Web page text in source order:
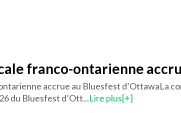
franco-ontarienne
accrue au Bluesfest d’OttawaLa
du Bluesfest d’Ott...Lire plus[+]